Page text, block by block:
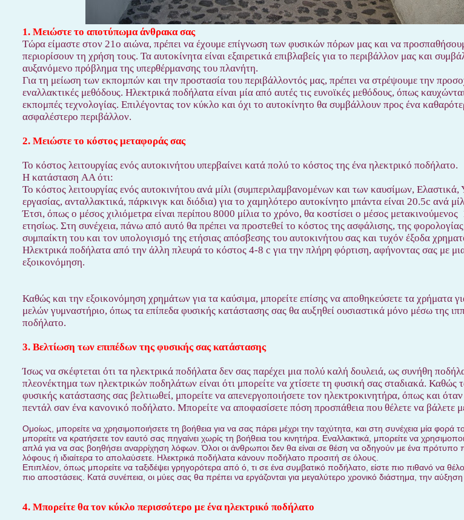
1. Μειώστε το αποτύπωμα άνθρακα σας
Τώρα είμαστε στον 21ο αιώνα, πρέπει να έχουμε επίγνωση των φυσικών πόρων μας και να
περιορίσουν τη χρήση τους. Τα αυτοκίνητα είναι εξαιρετικά επιβλαβείς για το περιβάλλον μας και
αυξανόμενο πρόβλημα της υπερθέρμανσης του πλανήτη.
Για τη μείωση των εκπομπών και την προστασία του περιβάλλοντός μας, πρέπει να στρέψουμε την
εναλλακτικές μεθόδους. Ηλεκτρικά ποδήλατα είναι μία από αυτές τις ευνοϊκές μεθόδους, όπως
εκπομπές τεχνολογίας. Επιλέγοντας τον κύκλο και όχι το αυτοκίνητο θα συμβάλλουν προς ένα
ασφαλέστερο περιβάλλον.
2. Μειώστε το κόστος μεταφοράς σας
Το κόστος λειτουργίας ενός αυτοκινήτου υπερβαίνει κατά πολύ το κόστος της ένα ηλεκτρικό ποδήλατο.
Η κατάσταση AA ότι:
Το κόστος λειτουργίας ενός αυτοκινήτου ανά μίλι (συμπεριλαμβανομένων και των καυσίμων,
εργασίας, ανταλλακτικά, πάρκινγκ και διόδια) για το χαμηλότερο αυτοκίνητο μπάντα είναι 20.5c ανά
Έτσι, όπως ο μέσος χιλιόμετρα είναι περίπου 8000 μίλια το χρόνο, θα κοστίσει ο μέσος
ετησίως. Στη συνέχεια, πάνω από αυτό θα πρέπει να προστεθεί το κόστος της ασφάλισης, της
συμπαίκτη του και τον υπολογισμό της ετήσιας απόσβεσης του αυτοκινήτου σας και τυχόν έξοδα
Ηλεκτρικά ποδήλατα από την άλλη πλευρά το κόστος 4-8 c για την πλήρη φόρτιση, αφήνοντας σας με
εξοικονόμηση.
Καθώς και την εξοικονόμηση χρημάτων για τα καύσιμα, μπορείτε επίσης να αποθηκεύσετε τα χρήματα
μελών γυμναστήριο, όπως τα επίπεδα φυσικής κατάστασης σας θα αυξηθεί ουσιαστικά μόνο μέσω της
ποδήλατο.
3. Βελτίωση των επιπέδων της φυσικής σας κατάστασης
Ίσως να σκέφτεται ότι τα ηλεκτρικά ποδήλατα δεν σας παρέχει μια πολύ καλή δουλειά, ως συνήθη
πλεονέκτημα των ηλεκτρικών ποδηλάτων είναι ότι μπορείτε να χτίσετε τη φυσική σας σταδιακά. Καθώς
φυσικής κατάστασης σας βελτιωθεί, μπορείτε να απενεργοποιήσετε τον ηλεκτροκινητήρα, όπως και
πεντάλ σαν ένα κανονικό ποδήλατο. Μπορείτε να αποφασίσετε πόση προσπάθεια που θέλετε να βάλετε
Ομοίως, μπορείτε να χρησιμοποιήσετε τη βοήθεια για να σας πάρει μέχρι την ταχύτητα, και στη συνέχεια μία φορά
μπορείτε να κρατήσετε τον εαυτό σας πηγαίνει χωρίς τη βοήθεια του κινητήρα. Εναλλακτικά, μπορείτε να
απλά για να σας βοηθήσει αναρρίχηση λόφων. Όλοι οι άνθρωποι δεν θα είναι σε θέση να οδηγούν με ένα πρότυπο
λόφους ή ιδιαίτερα το απολαύσετε. Ηλεκτρικά ποδήλατα κάνουν ποδήλατο προσιτή σε όλους.
Επιπλέον, όπως μπορείτε να ταξιδέψει γρηγορότερα από ό, τι σε ένα συμβατικό ποδήλατο, είστε πιο πιθανό να
πιο αποστάσεις. Κατά συνέπεια, οι μύες σας θα πρέπει να εργάζονται για μεγαλύτερο χρονικό διάστημα, την
4. Μπορείτε θα τον κύκλο περισσότερο με ένα ηλεκτρικό ποδήλατο